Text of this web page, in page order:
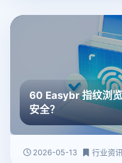
60 Easybr 指纹浏
安全？
2026-05-13 行业资